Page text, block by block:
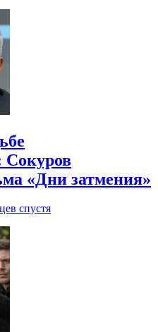
Сокуров
«Дни затмения»
спустя